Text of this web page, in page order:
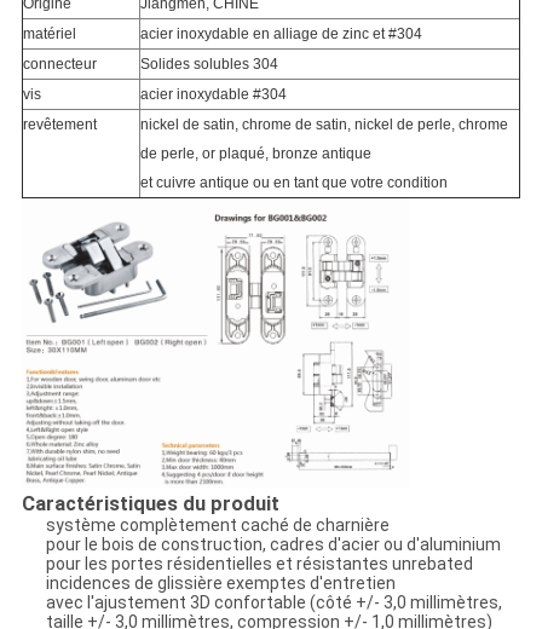
Origine
Jiangmen, CHINE
matériel
acier inoxydable en alliage de zinc et #304
connecteur
Solides solubles 304
vis
acier inoxydable #304
revêtement
nickel de satin, chrome de satin, nickel de perle, chrome
de perle, or plaqué, bronze antique
et cuivre antique ou en tant que votre condition
Caractéristiques du produit
système complètement caché de charnière
pour le bois de construction, cadres d'acier ou d'aluminium
pour les portes résidentielles et résistantes unrebated
incidences de glissière exemptes d'entretien
avec l'ajustement 3D confortable (côté +/- 3,0 millimètres,
taille +/- 3,0 millimètres, compression +/- 1,0 millimètres)